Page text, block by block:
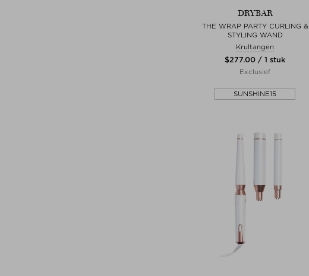
DRYBAR
THE WRAP PARTY CURLING &
STYLING WAND
Krultangen
$‌277.00 / 1 stuk
Exclusief
SUNSHINE15